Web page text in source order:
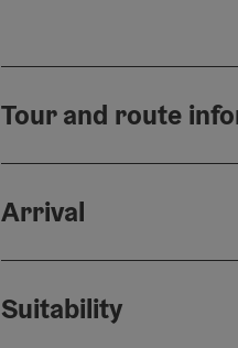
Tour and route
Arrival
Suitability